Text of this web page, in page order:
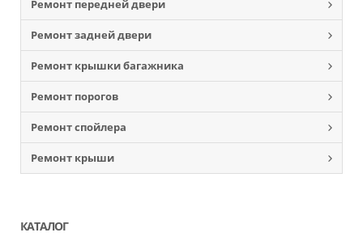
Ремонт передней двери
Ремонт задней двери
Ремонт крышки багажника
Ремонт порогов
Ремонт спойлера
Ремонт крыши
КАТАЛОГ